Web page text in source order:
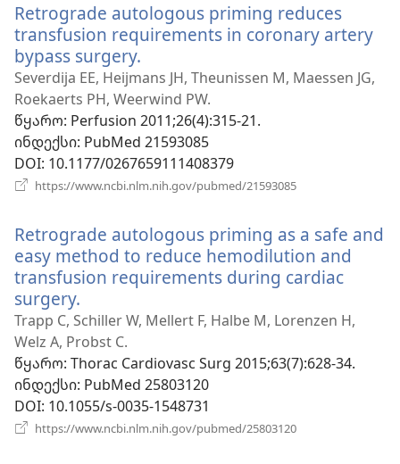
Retrograde autologous priming reduces
transfusion requirements in coronary artery
bypass surgery.
ახალი
ფანჯარა)
Severdija EE, Heijmans JH, Theunissen M, Maessen JG,
Roekaerts PH, Weerwind PW.
წყარო‎: Perfusion 2011;26(4):315-21.
ინდექსი‎: PubMed 21593085
DOI‎: 10.1177/0267659111408379
https://www.ncbi.nlm.nih.gov/pubmed/21593085
Retrograde autologous priming as a safe and
easy method to reduce hemodilution and
transfusion requirements during cardiac
surgery.
ახალი
ფანჯარა)
Trapp C, Schiller W, Mellert F, Halbe M, Lorenzen H,
Welz A, Probst C.
წყარო‎: Thorac Cardiovasc Surg 2015;63(7):628-34.
ინდექსი‎: PubMed 25803120
DOI‎: 10.1055/s-0035-1548731
https://www.ncbi.nlm.nih.gov/pubmed/25803120